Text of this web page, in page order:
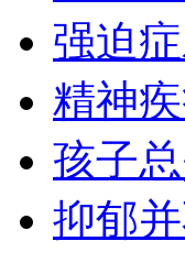
强迫
精神
孩子
抑郁